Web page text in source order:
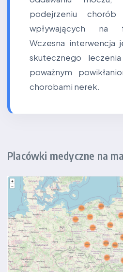
podejrzeniu chorób
wpływających na
Wczesna interwencja
skutecznego
poważnym
chorobami nerek.
Placówki medyczne na